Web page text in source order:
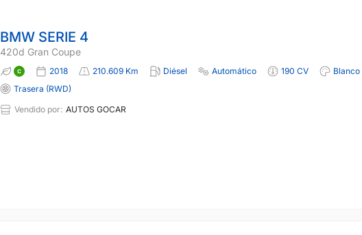
BMW SERIE 4
420d Gran Coupe
2018 210.609 Km Diésel Automático 190 CV
Blanco
Trasera (RWD)
Vendido por: AUTOS GOCAR